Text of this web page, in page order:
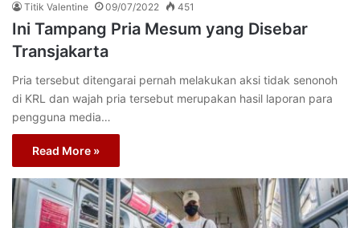
Titik Valentine 09/07/2022 451
Ini Tampang Pria Mesum yang Disebar
Transjakarta
Pria tersebut ditengarai pernah melakukan aksi tidak senonoh
di KRL dan wajah pria tersebut merupakan hasil laporan para
pengguna media…
Read More »